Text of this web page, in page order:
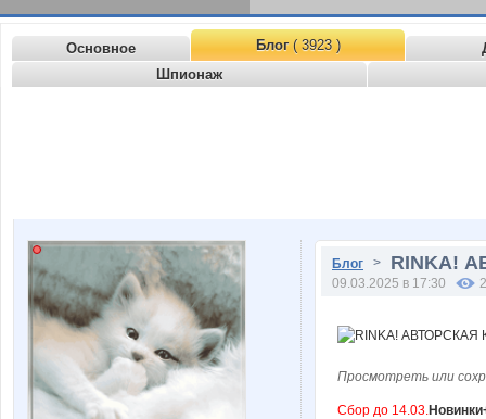
Основное Блог( 3923 )
Шпионаж
Блог > RINKA!
09.03.2025 в 17:30
Просмотреть или
Сбор до 14.03.